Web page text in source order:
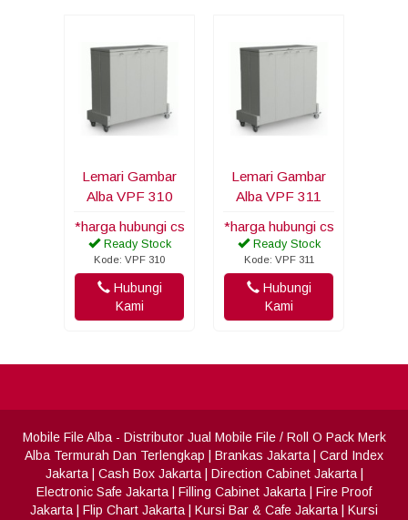
Lemari Gambar
Alba VPF 310
*harga hubungi cs
Ready Stock
Kode: VPF 310
Hubungi
Kami
Lemari Gambar
Alba VPF 311
*harga hubungi cs
Ready Stock
Kode: VPF 311
Hubungi
Kami
Mobile File Alba- Distributor Jual Mobile File / Roll O Pack Merk
Alba Termurah Dan Terlengkap | Brankas Jakarta | Card Index
Jakarta| Cash Box Jakarta| Direction Cabinet Jakarta|
Electronic Safe Jakarta | Filling Cabinet Jakarta | Fire Proof
Jakarta | Flip Chart Jakarta | Kursi Bar & Cafe Jakarta | Kursi